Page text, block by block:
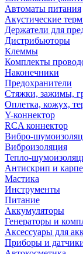
Автоматы питания
Акустические
Держатели для
Дистрибьюторы
Клеммы
Комплекты
Наконечники
Предохранители
Стяжки, зажимы,
Оплетка, кожух,
Y-коннектор
RCA коннектор
Вибро-
Виброизоляция
Тепло-
Антискрип и
Мастика
Инструменты
Питание
Аккумуляторы
Генераторы и
Аксессуары для
Приборы и